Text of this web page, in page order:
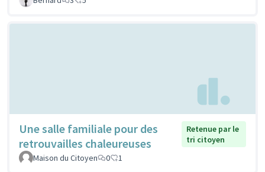
Une salle familiale pour des
retrouvailles chaleureuses
Retenue par le
tri citoyen
Maison du Citoyen
0 1